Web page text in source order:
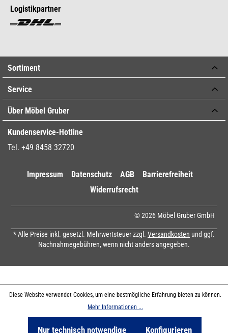
Logistikpartner
Sortiment
Service
Über Möbel Gruber
Kundenservice-Hotline
Tel. +49 8458 32720
Impressum Datenschutz AGB
Barrierefreiheit
Widerrufsrecht
© 2026 Möbel Gruber GmbH
* Alle Preise inkl. gesetzl. Mehrwertsteuer zzgl. Versandkosten und ggf.
Nachnahmegebühren, wenn nicht anders angegeben.
Diese Website verwendet Cookies, um eine bestmögliche Erfahrung bieten zu können.
Mehr Informationen ...
Nur technisch notwendige Konfigurieren